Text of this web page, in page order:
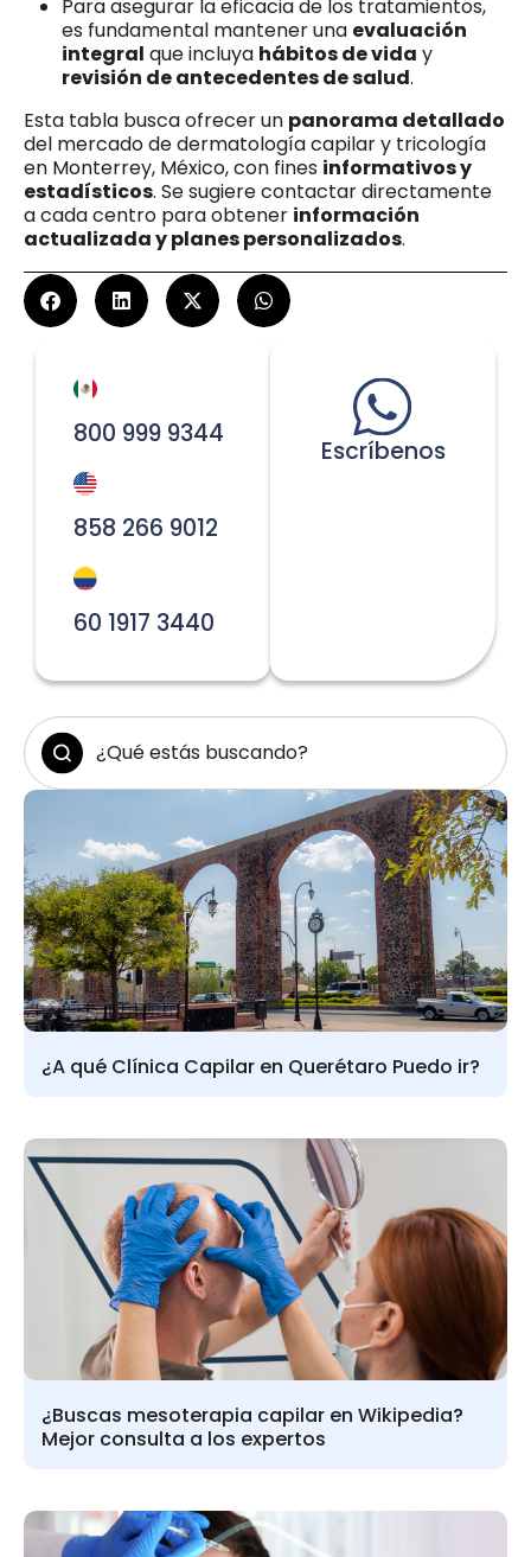
Para asegurar la eficacia de los tratamientos,
es fundamental mantener una evaluación
integral que incluya hábitos de vida y
revisión de antecedentes de salud.
Esta tabla busca ofrecer un panorama detallado
del mercado de dermatología capilar y tricología
en Monterrey, México, con fines informativos y
estadísticos. Se sugiere contactar directamente
a cada centro para obtener información
actualizada y planes personalizados.
800 999 9344
858 266 9012
60 1917 3440
Escríbenos
¿A qué Clínica Capilar en Querétaro Puedo ir?
¿Buscas mesoterapia capilar en Wikipedia?
Mejor consulta a los expertos